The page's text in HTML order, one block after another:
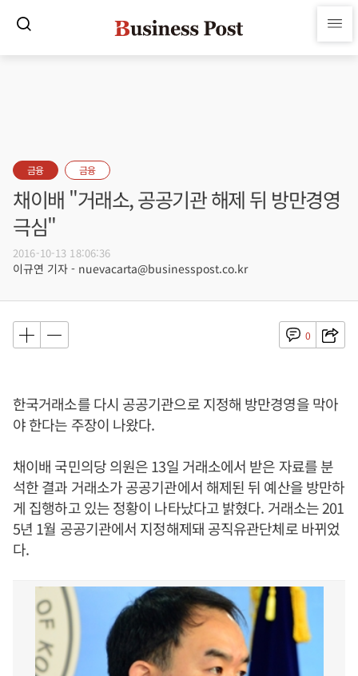
금융 금융
채이배 "거래소, 공공기관 해제 뒤 방만경영
극심"
2016-10-13 18:06:36
이규연 기자 - nuevacarta@businesspost.co.kr
0
한국거래소를 다시 공공기관으로 지정해 방만경영을 막아
야 한다는 주장이 나왔다.
채이배 국민의당 의원은 13일 거래소에서 받은 자료를 분
석한 결과 거래소가 공공기관에서 해제된 뒤 예산을 방만하
게 집행하고 있는 정황이 나타났다고 밝혔다. 거래소는 201
5년 1월 공공기관에서 지정해제돼 공직유관단체로 바뀌었
다.